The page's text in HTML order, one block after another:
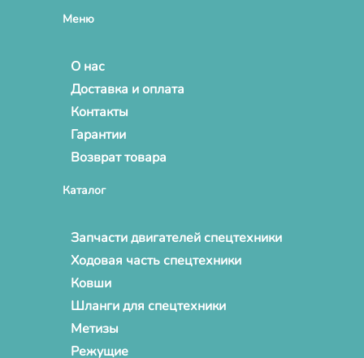
Меню
О нас
Доставка и оплата
Контакты
Гарантии
Возврат товара
Каталог
Запчасти двигателей спецтехники
Ходовая часть спецтехники
Ковши
Шланги для спецтехники
Метизы
Режущие